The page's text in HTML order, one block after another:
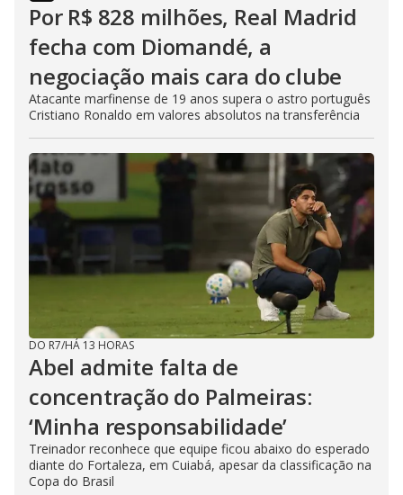
Por R$ 828 milhões, Real Madrid
fecha com Diomandé, a
negociação mais cara do clube
Atacante marfinense de 19 anos supera o astro português
Cristiano Ronaldo em valores absolutos na transferência
DO R7/HÁ 13 HORAS
Abel admite falta de
concentração do Palmeiras:
‘Minha responsabilidade’
Treinador reconhece que equipe ficou abaixo do esperado
diante do Fortaleza, em Cuiabá, apesar da classificação na
Copa do Brasil